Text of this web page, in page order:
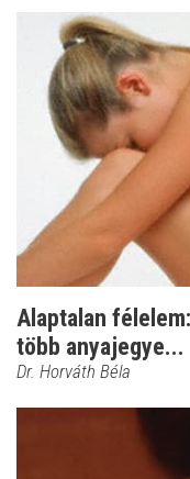
Alaptalan
több anyajegye...
Dr. Horváth Béla